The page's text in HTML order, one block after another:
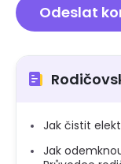
Jak čistit
Jak